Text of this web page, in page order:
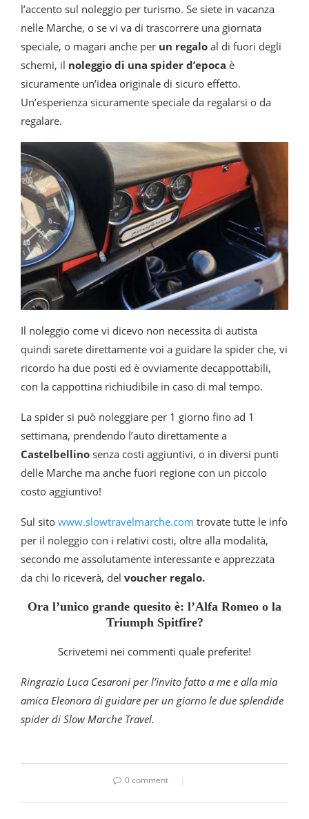
l’accento sul noleggio per turismo. Se siete in vacanza
nelle Marche, o se vi va di trascorrere una giornata
speciale, o magari anche per un regalo al di fuori degli
schemi, il noleggio di una spider d’epoca è
sicuramente un’idea originale di sicuro effetto.
Un’esperienza sicuramente speciale da regalarsi o da
regalare.
Il noleggio come vi dicevo non necessita di autista
quindi sarete direttamente voi a guidare la spider che, vi
ricordo ha due posti ed è ovviamente decappottabili,
con la cappottina richiudibile in caso di mal tempo.
La spider si può noleggiare per 1 giorno fino ad 1
settimana, prendendo l’auto direttamente a
Castelbellino senza costi aggiuntivi, o in diversi punti
delle Marche ma anche fuori regione con un piccolo
costo aggiuntivo!
Sul sito www.slowtravelmarche.com trovate tutte le info
per il noleggio con i relativi costi, oltre alla modalità,
secondo me assolutamente interessante e apprezzata
da chi lo riceverà, del voucher regalo.
Ora l’unico grande quesito è: l’Alfa Romeo o la
Triumph Spitfire?
Scrivetemi nei commenti quale preferite!
Ringrazio Luca Cesaroni per l’invito fatto a me e alla mia
amica Eleonora di guidare per un giorno le due splendide
spider di Slow Marche Travel.
0 comment